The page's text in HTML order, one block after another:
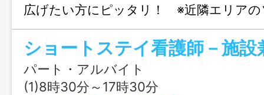
広げたい方にピッタリ！ ※近隣エリアの
設を兼務いただきます。 【主なお仕事
者様の健康管理、バイタルチェック、服
置、口腔ケア ・介護業務、フロア見守
など ＊変更範囲：変更なし
パート・アルバイト
(1)8時30分～17時30分